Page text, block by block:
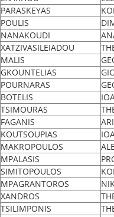
PARASKEYAS
POULIS
NANAKOUDI
XATZIVASILEIADOU
MALIS
GKOUNTELIAS
POURNARAS
BOTELIS
TSIMOURAS
FAGANIS
KOUTSOUPIAS
MAKROPOULOS
MPALASIS
SIMITOPOULOS
MPAGRANTOROS
XANDROS
TSILIMPONIS